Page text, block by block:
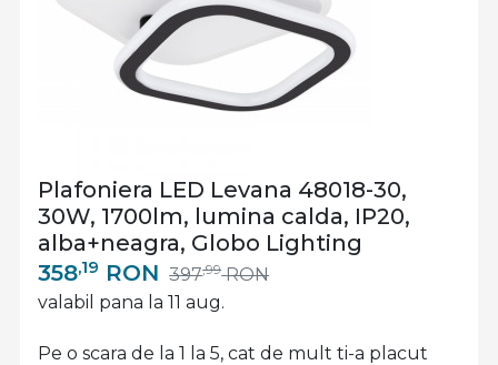
Plafoniera LED Levana 48018-30,
30W, 1700lm, lumina calda, IP20,
alba+neagra, Globo Lighting
358,19 RON 397,99 RON
valabil pana la 11 aug.
Pe o scara de la 1 la 5, cat de mult ti-a placut